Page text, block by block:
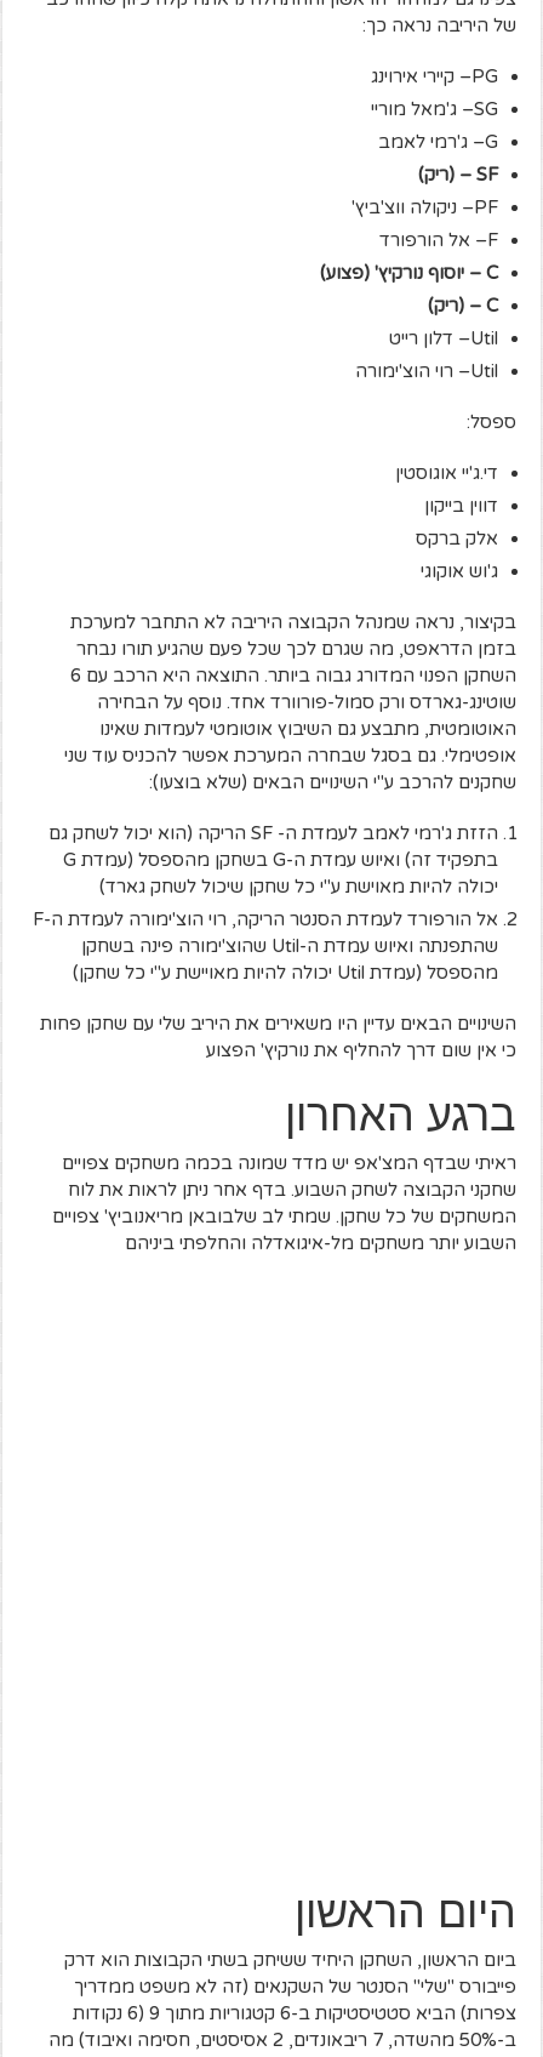
של היריבה נראה כך:
PG– קיירי אירוינג
SG– ג'מאל מוריי
G– ג'רמי לאמב
SF – (ריק)
PF– ניקולה ווצ'ביץ'
F– אל הורפורד
C – יוסוף נורקיץ' (פצוע)
C – (ריק)
Util– דלון רייט
Util– רוי הוצ'ימורה
ספסל:
די.ג'יי אוגוסטין
דווין בייקון
אלק ברקס
ג'וש אוקוגי
בקיצור, נראה שמנהל הקבוצה היריבה לא התחבר למערכת
בזמן הדראפט, מה שגרם לכך שכל פעם שהגיע תורו נבחר
השחקן הפנוי המדורג גבוה ביותר. התוצאה היא הרכב עם 6
שוטינג-גארדס ורק סמול-פורוורד אחד. נוסף על הבחירה
האוטומטית, מתבצע גם השיבוץ אוטומטי לעמדות שאינו
אופטימלי. גם בסגל שבחרה המערכת אפשר להכניס עוד שני
שחקנים להרכב ע"י השינויים הבאים (שלא בוצעו):
הזזת ג'רמי לאמב לעמדת ה- SF הריקה (הוא יכול לשחק גם
בתפקיד זה) ואיוש עמדת ה-G בשחקן מהספסל (עמדת G
יכולה להיות מאוישת ע"י כל שחקן שיכול לשחק גארד)
אל הורפורד לעמדת הסנטר הריקה, רוי הוצ'ימורה לעמדת ה-F
שהתפנתה ואיוש עמדת ה-Util שהוצ'ימורה פינה בשחקן
מהספסל (עמדת Util יכולה להיות מאויישת ע"י כל שחקן)
השינויים הבאים עדיין היו משאירים את היריב שלי עם שחקן פחות
כי אין שום דרך להחליף את נורקיץ' הפצוע
ברגע האחרון
ראיתי שבדף המצ'אפ יש מדד שמונה בכמה משחקים צפויים
שחקני הקבוצה לשחק השבוע. בדף אחר ניתן לראות את לוח
המשחקים של כל שחקן. שמתי לב שלבובאן מריאנוביץ' צפויים
השבוע יותר משחקים מל-איגואדלה והחלפתי ביניהם
היום הראשון
ביום הראשון, השחקן היחיד ששיחק בשתי הקבוצות הוא דרק
פייבורס "שלי" הסנטר של השקנאים (זה לא משפט ממדריך
צפרות) הביא סטטיסטיקות ב-6 קטגוריות מתוך 9 (6 נקודות
ב-50% מהשדה, 7 ריבאונדים, 2 אסיסטים, חסימה ואיבוד) מה